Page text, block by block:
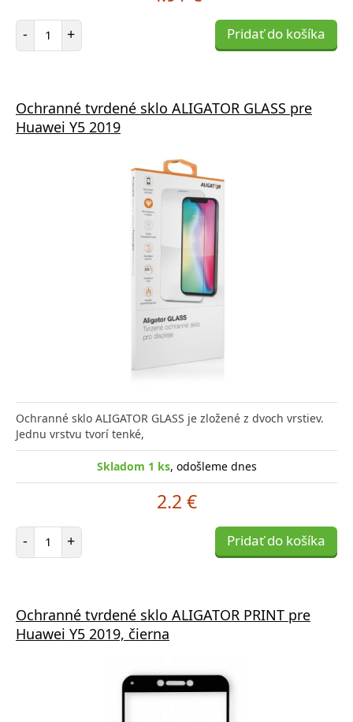
- Počet položiek
+ Pridať do košíka
Ochranné tvrdené sklo ALIGATOR GLASS pre
Huawei Y5 2019
Ochranné sklo ALIGATOR GLASS je zložené z dvoch vrstiev.
Jednu vrstvu tvorí tenké,
Skladom 1 ks, odošleme dnes
2.2 €
- Počet položiek
+ Pridať do košíka
Ochranné tvrdené sklo ALIGATOR PRINT pre
Huawei Y5 2019, čierna